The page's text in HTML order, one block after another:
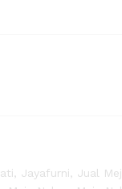
Jayafurni
Jual